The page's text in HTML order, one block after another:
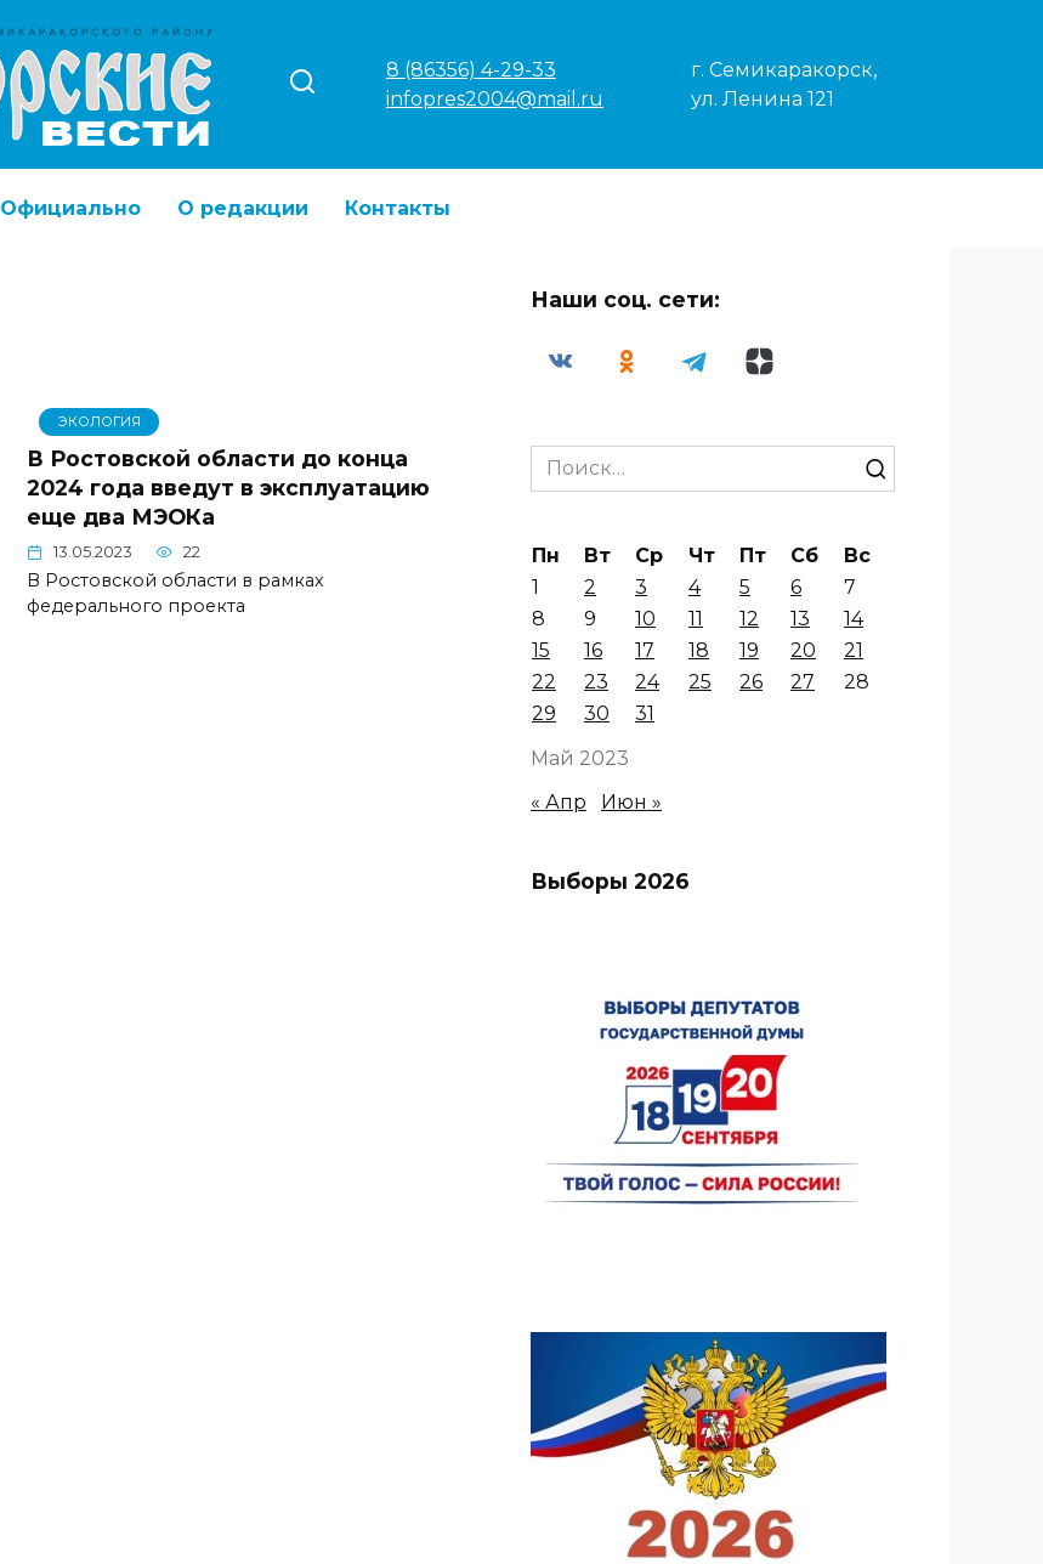
8 (86356) 4-29-33
infopres2004@mail.ru
г. Семикаракорск,
ул. Ленина 121
Официально О редакции Контакты
ЭКОЛОГИЯ
В Ростовской области до конца
2024 года введут в эксплуатацию
еще два МЭОКа
13.05.2023 22
В Ростовской области в рамках
федерального проекта
Наши соц. сети:
Search
for:
Май 2023
Пн Вт Ср Чт Пт Сб
Вс
1
2 3 4 5 6
7
8
9 10 11 12 13
14
15
16 17 18 19 20
21
22
23 24 25 26 27
28
29
30 31
« Апр Июн »
Выборы 2026